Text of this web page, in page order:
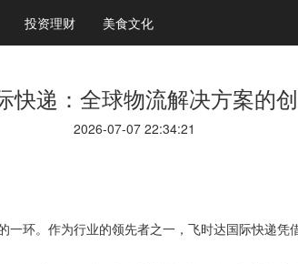
投资理财 美食文化
快递：全球物流解决方案的
2026-07-07 22:34:21
环。作为行业的领先者之一，飞时达国际快递